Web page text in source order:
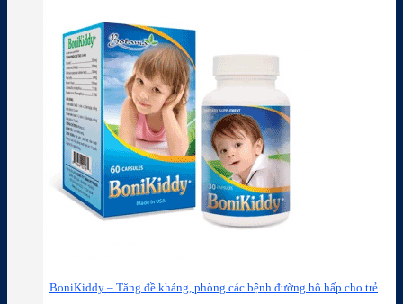
BoniKiddy – Tăng đề kháng, phòng các bệnh đường hô hấp cho trẻ